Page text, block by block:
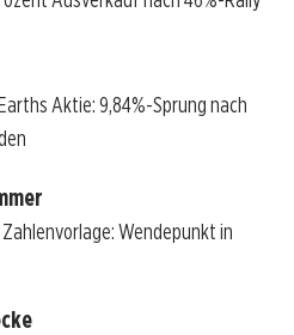
Aktie: 9,84%-Sprung nach
Wendepunkt in